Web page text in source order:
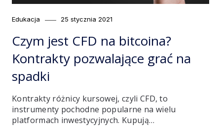
Category
Edukacja
Posted
25 stycznia 2021
Czym jest CFD na bitcoina?
Kontrakty pozwalające grać na
spadki
Kontrakty różnicy kursowej, czyli CFD, to
instrumenty pochodne popularne na wielu
platformach inwestycyjnych. Kupują…